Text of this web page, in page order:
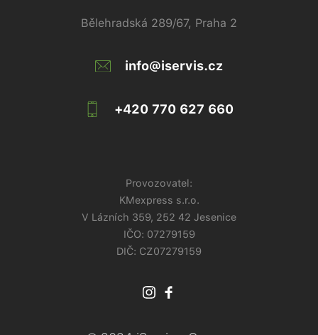
Bělehradská 289/67, Praha 2
info@iservis.cz
+420 770 627 660
Provozovatel:
KMexpress s.r.o.
V Lázních 359, 252 42 Jesenice
IČO: 07279159
DIČ: CZ07279159